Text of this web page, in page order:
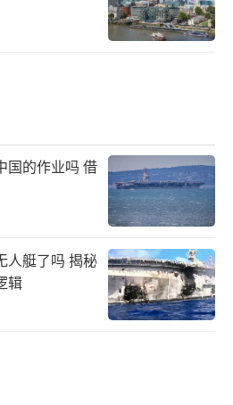
彻底撕碎了战略模糊外
为三个“首次”：1945年
击”时，外交解决空间正
辑：卢其龙 CM0882）
国的作业吗 借
人艇了吗 揭秘
辑